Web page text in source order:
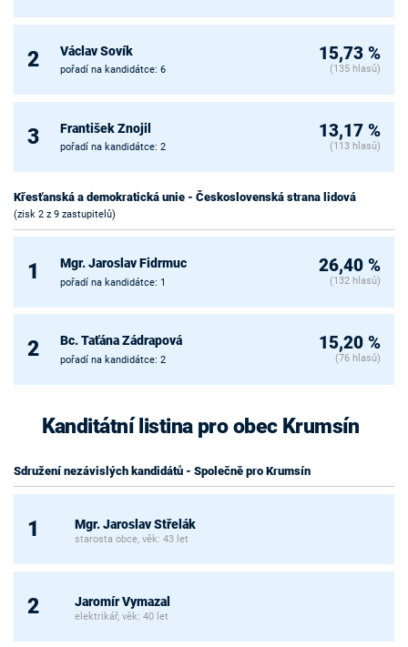
2 Václav Sovík
pořadí na kandidátce: 6
15,73 %
(135 hlasů)
3 František Znojil
pořadí na kandidátce: 2
13,17 %
(113 hlasů)
Křesťanská a demokratická unie - Československá strana lidová
(zisk 2 z 9 zastupitelů)
1 Mgr. Jaroslav Fidrmuc
pořadí na kandidátce: 1
26,40 %
(132 hlasů)
2 Bc. Taťána Zádrapová
pořadí na kandidátce: 2
15,20 %
(76 hlasů)
Kanditátní listina pro obec Krumsín
Sdružení nezávislých kandidátů - Společně pro Krumsín
1 Mgr. Jaroslav Střelák
starosta obce, věk: 43 let
2 Jaromír Vymazal
elektrikář, věk: 40 let